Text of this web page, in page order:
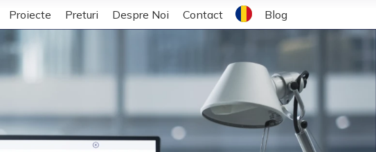
Proiecte Preturi Despre Noi Contact Romanian
Blog